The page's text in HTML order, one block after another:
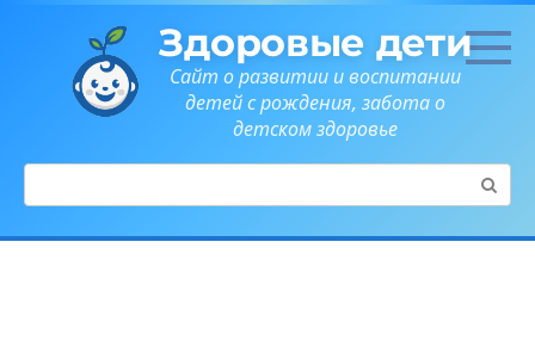
Здоровые дети
Сайт о развитии и воспитании
детей с рождения, забота о
детском здоровье
Поиск: